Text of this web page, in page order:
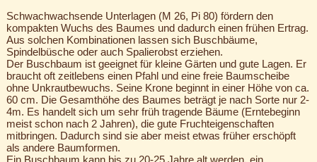
Schwachwachsende Unterlagen (M 26, Pi 80) fördern den
kompakten Wuchs des Baumes und dadurch einen frühen Ertrag.
Aus solchen Kombinationen lassen sich Buschbäume,
Spindelbüsche oder auch Spalierobst erziehen.
Der Buschbaum ist geeignet für kleine Gärten und gute Lagen. Er
braucht oft zeitlebens einen Pfahl und eine freie Baumscheibe
ohne Unkrautbewuchs. Seine Krone beginnt in einer Höhe von ca.
60 cm. Die Gesamthöhe des Baumes beträgt je nach Sorte nur 2-
4m. Es handelt sich um sehr früh tragende Bäume (Erntebeginn
meist schon nach 2 Jahren), die gute Fruchteigenschaften
mitbringen. Dadurch sind sie aber meist etwas früher erschöpft
als andere Baumformen.
Ein Buschbaum kann bis zu 20-25 Jahre alt werden, ein